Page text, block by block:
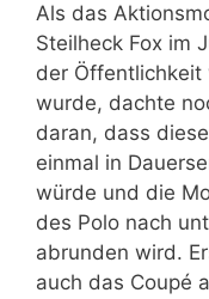
Als das
Steilheck Fox im
der Öffentlichkeit
wurde, dachte
daran, dass
einmal in
würde und die
des Polo nach
abrunden wird.
auch das Coupé